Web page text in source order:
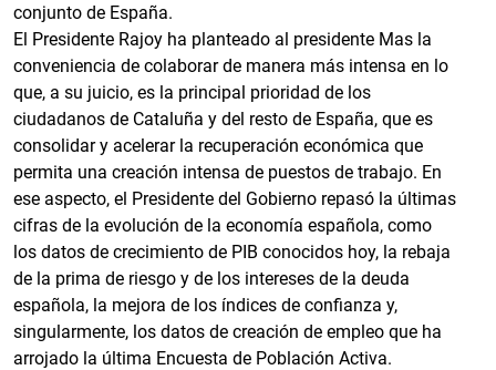
conjunto de España.
El Presidente Rajoy ha planteado al presidente Mas la
conveniencia de colaborar de manera más intensa en lo
que, a su juicio, es la principal prioridad de los
ciudadanos de Cataluña y del resto de España, que es
consolidar y acelerar la recuperación económica que
permita una creación intensa de puestos de trabajo. En
ese aspecto, el Presidente del Gobierno repasó la últimas
cifras de la evolución de la economía española, como
los datos de crecimiento de PIB conocidos hoy, la rebaja
de la prima de riesgo y de los intereses de la deuda
española, la mejora de los índices de confianza y,
singularmente, los datos de creación de empleo que ha
arrojado la última Encuesta de Población Activa.